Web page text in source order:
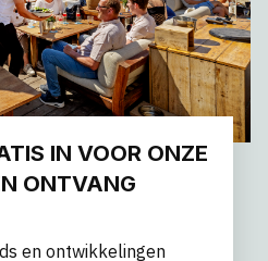
IN VOOR ONZE
ONTVANG
en ontwikkelingen